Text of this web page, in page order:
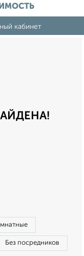
кабинет
Без посредников